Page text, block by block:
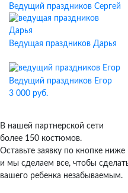
Ведущий праздников Сергей
Ведущая праздников Дарья
Ведущий праздников Егор
3 000 руб.
В нашей партнерской сети
более 150 костюмов.
Оставьте заявку по кнопке ниже
и мы сделаем все, чтобы
вашего ребенка незабываемым.